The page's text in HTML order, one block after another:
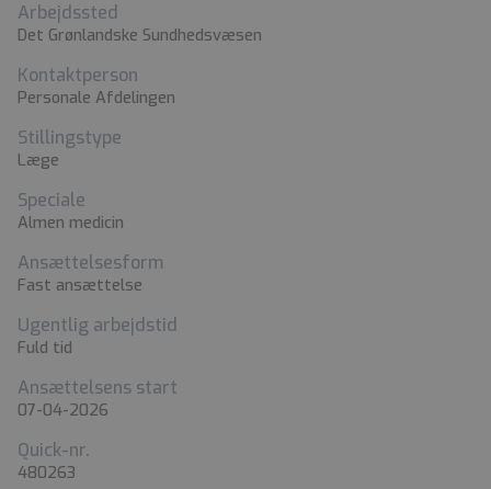
Arbejdssted
Det Grønlandske Sundhedsvæsen
Kontaktperson
Personale Afdelingen
Stillingstype
Læge
Speciale
Almen medicin
Ansættelsesform
Fast ansættelse
Ugentlig arbejdstid
Fuld tid
Ansættelsens start
07-04-2026
Quick-nr.
480263